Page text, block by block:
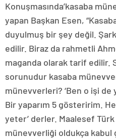
Konuşmasında’kasaba
yapan Başkan Esen,
duyulmuş bir şey değil.
edilir. Biraz da rahmetli
maganda olarak tarif edilir.
sorunudur kasaba
münevverleri? ‘Ben o işi de
Bir yaparım 5 gösteririm.
yeter’ derler. Maalesef
münevverliği oldukça kabul